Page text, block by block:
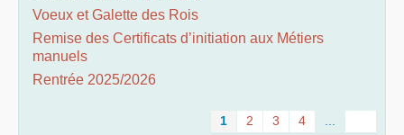
Voeux et Galette des Rois
Remise des Certificats d’initiation aux Métiers
manuels
Rentrée 2025/2026
1 2 3 4 ...